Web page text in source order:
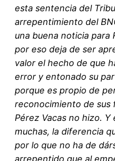
esta sentencia del
arrepentimiento del
una buena noticia para
por eso deja de ser
valor el hecho de que
error y entonado su
porque es propio de
reconocimiento de sus
Pérez Vacas no hizo.
muchas, la diferencia
por lo que no ha de
arrepentido que al